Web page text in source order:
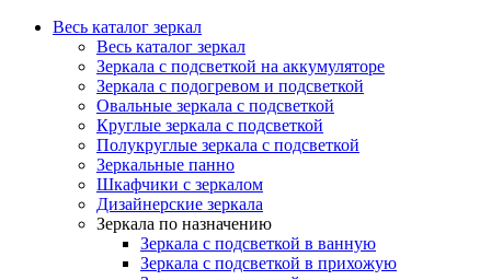
Весь каталог зеркал
Весь каталог зеркал
Зеркала с подсветкой на аккумуляторе
Зеркала с подогревом и подсветкой
Овальные зеркала с подсветкой
Круглые зеркала с подсветкой
Полукруглые зеркала с подсветкой
Зеркальные панно
Шкафчики с зеркалом
Дизайнерские зеркала
Зеркала по назначению
Зеркала с подсветкой в ванную
Зеркала с подсветкой в прихожую